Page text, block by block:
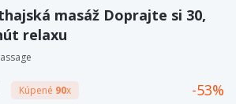
masáž Doprajte si 30,
relaxu
Kúpené 90x 53